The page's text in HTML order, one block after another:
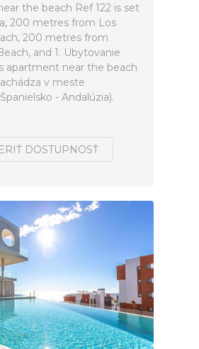
the beach Ref 122 is set
200 metres from Los
200 metres from
and 1. Ubytovanie
apartment near the beach
v meste
- Andalúzia).
DOSTUPNOSŤ